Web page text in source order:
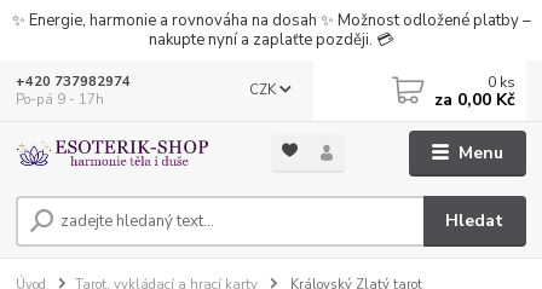
✨ Energie, harmonie a rovnováha na dosah ✨ Možnost odložené platby –
nakupte nyní a zaplaťte později. 💳
Menu
CZK
Hledat
+420 737982974
Po-pá 9 - 17h
0 ks
za 0,00 Kč
Úvod Tarot, vykládací a hrací karty Královský Zlatý tarot